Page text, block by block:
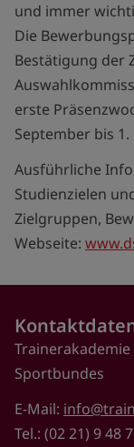
und immer
Die
Bestätigung der
erste
September bis
Ausführliche
Studienzielen
Zielgruppen,
Webseite:
Sportbundes
E-Mail:
Tel.: (02 21) 9 48